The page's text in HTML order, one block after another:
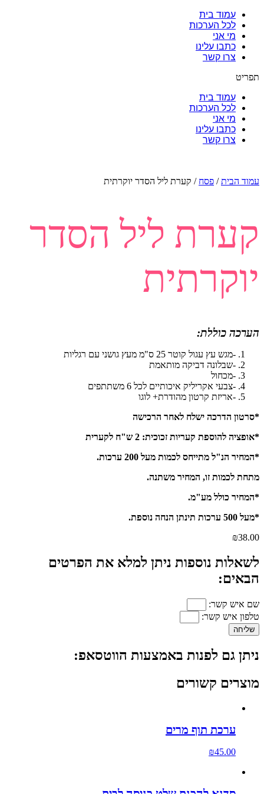
עמוד בית
לכל הערכות
מי אני
כתבו עלינו
צרו קשר
תפריט
עמוד בית
לכל הערכות
מי אני
כתבו עלינו
צרו קשר
עמוד הבית/ פסח / קערת ליל הסדר יוקרתית
קערת ליל הסדר
יוקרתית
הערכה כוללת:
-מגש עץ עגול קוטר 25 ס"מ מעץ גושני עם רגליות
-שבלונה דביקה מותאמת
-מכחול
-צבעי אקריליק איכותיים לכל 6 משתתפים
-אריזת קרטון מהודרת+ לוגו
*סרטון הדרכה ישלח לאחר הרכישה
*אופציה להוספת קעריות זכוכית: 2 ש"ח לקערית
*המחיר הנ"ל מתייחס לכמות מעל 200 ערכות.
מתחת לכמות זו, המחיר משתנה.
*המחיר כולל מע"מ.
*מעל 500 ערכות תינתן הנחה נוספת.
₪38.00
לשאלות נוספות ניתן למלא את הפרטים
הבאים:
שם איש קשר:
טלפון איש קשר:
שליחה
ניתן גם לפנות באמצעות הווטסאפ:
מוצרים קשורים
ערכת תוף מרים
₪45.00